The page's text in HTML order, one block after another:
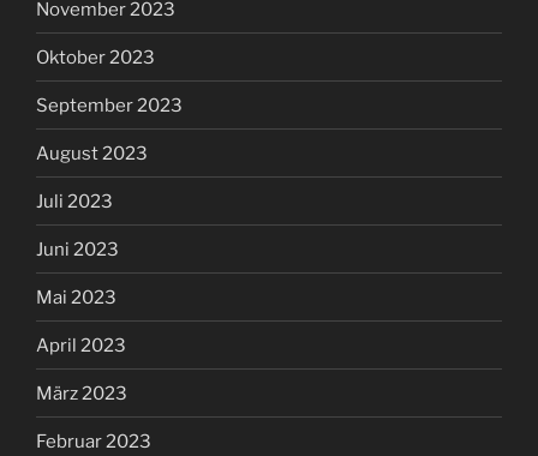
November 2023
Oktober 2023
September 2023
August 2023
Juli 2023
Juni 2023
Mai 2023
April 2023
März 2023
Februar 2023